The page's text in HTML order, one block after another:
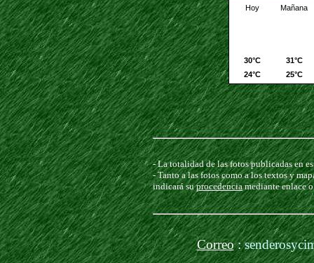
Correo:
- La totalidad de las fotos publicadas en
- Tanto a las fotos como a los textos y
indicará suprocedenciamediante enlace